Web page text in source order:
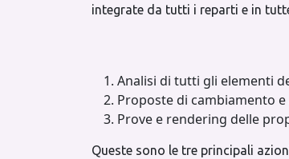
integrate da tutti i reparti e in
Analisi di tutti gli elementi
Proposte di cambiamento
Prove e rendering delle
Queste sono le tre principali